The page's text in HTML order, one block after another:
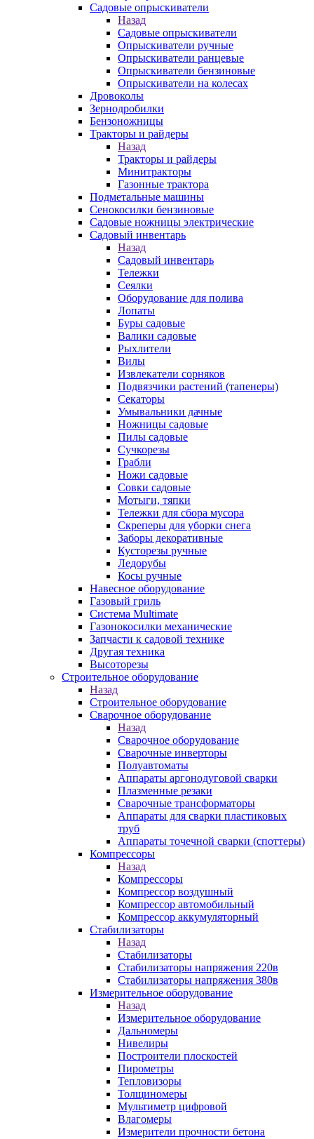
Садовые опрыскиватели
Назад
Садовые опрыскиватели
Опрыскиватели ручные
Опрыскиватели ранцевые
Опрыскиватели бензиновые
Опрыскиватели на колесах
Дровоколы
Зернодробилки
Бензоножницы
Тракторы и райдеры
Назад
Тракторы и райдеры
Минитракторы
Газонные трактора
Подметальные машины
Сенокосилки бензиновые
Садовые ножницы электрические
Садовый инвентарь
Назад
Садовый инвентарь
Тележки
Сеялки
Оборудование для полива
Лопаты
Буры садовые
Валики садовые
Рыхлители
Вилы
Извлекатели сорняков
Подвязчики растений (тапенеры)
Секаторы
Умывальники дачные
Ножницы садовые
Пилы садовые
Сучкорезы
Грабли
Ножи садовые
Совки садовые
Мотыги, тяпки
Тележки для сбора мусора
Скреперы для уборки снега
Заборы декоративные
Кусторезы ручные
Ледорубы
Косы ручные
Навесное оборудование
Газовый гриль
Система Multimate
Газонокосилки механические
Запчасти к садовой технике
Другая техника
Высоторезы
Строительное оборудование
Назад
Строительное оборудование
Сварочное оборудование
Назад
Сварочное оборудование
Сварочные инверторы
Полуавтоматы
Аппараты аргонодуговой сварки
Плазменные резаки
Сварочные трансформаторы
Аппараты для сварки пластиковых
труб
Аппараты точечной сварки (споттеры)
Компрессоры
Назад
Компрессоры
Компрессор воздушный
Компрессор автомобильный
Компрессор аккумуляторный
Стабилизаторы
Назад
Стабилизаторы
Стабилизаторы напряжения 220в
Стабилизаторы напряжения 380в
Измерительное оборудование
Назад
Измерительное оборудование
Дальномеры
Нивелиры
Построители плоскостей
Пирометры
Тепловизоры
Толщиномеры
Мультиметр цифровой
Влагомеры
Измерители прочности бетона